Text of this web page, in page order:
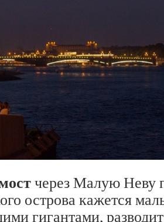
через Малую Неву
острова кажется
гигантами,